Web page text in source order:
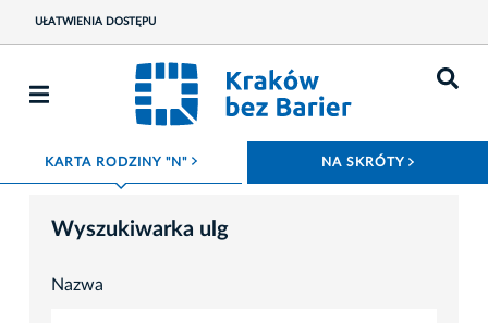
UŁATWIENIA DOSTĘPU
KARTA RODZINY "N" ROZWIŃ MENU NA SKRÓTY
Wyszukiwarka ulg
Nazwa